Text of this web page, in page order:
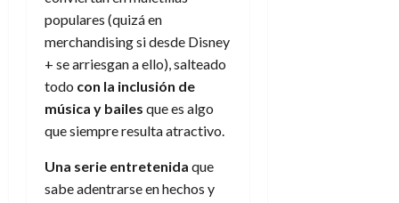
populares (quizá en
merchandising si desde Disney
+ se arriesgan a ello), salteado
todo con la inclusión de
música y bailes que es algo
que siempre resulta atractivo.
Una serie entretenida que
sabe adentrarse en hechos y